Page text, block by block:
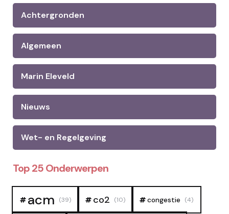
Achtergronden
Algemeen
Marin Eleveld
Nieuws
Wet- en Regelgeving
Top 25 Onderwerpen
acm (39) co2 (10) congestie (4)